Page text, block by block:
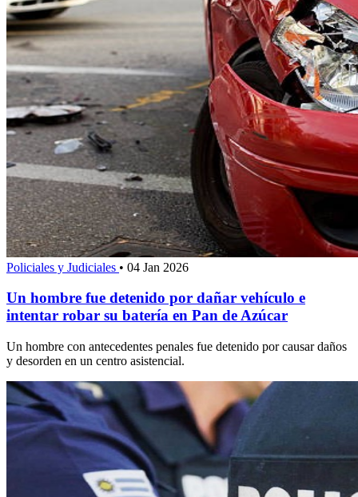
Policiales y Judiciales • 04 Jan 2026
Un hombre fue detenido por dañar vehículo e
intentar robar su batería en Pan de Azúcar
Un hombre con antecedentes penales fue detenido por causar daños
y desorden en un centro asistencial.